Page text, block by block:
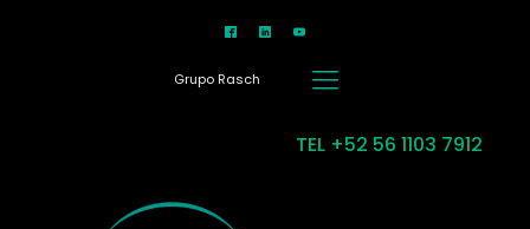
Grupo Rasch
TEL +52 56 1103 7912